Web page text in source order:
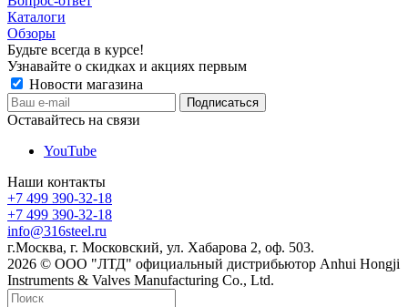
Каталоги
Обзоры
Будьте всегда в курсе!
Узнавайте о скидках и акциях первым
Новости магазина
Оставайтесь на связи
YouTube
Наши контакты
+7 499 390-32-18
+7 499 390-32-18
info@316steel.ru
г.Москва, г. Московский, ул. Хабарова 2, оф. 503.
2026 © ООО "ЛТД" официальный дистрибьютор Anhui Hongji
Instruments & Valves Manufacturing Co., Ltd.